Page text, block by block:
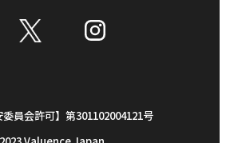
委員会許可】第301102004121号